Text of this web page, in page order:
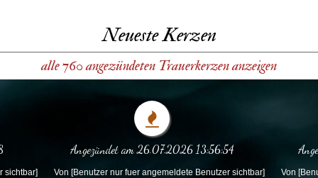
Neueste Kerzen
alle 760 angezündeten Trauerkerzen anzeigen
sichtbar]
Angezündet am 26.07.2026 13:56:54
Von [Benutzer nur fuer angemeldete Benutzer sichtbar]
Von